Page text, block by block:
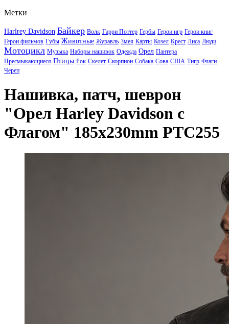
Метки
Harlrey Davidson Байкер Волк Гарри Поттер Гербы Герои игр Герои книг
Герои фильмов Губы Животные Журавль Змея Карты Козел Крест Лиса Люди
Мотоцикл Музыка Наборы нашивок Одежда Орел Пантера
Пресмыкающиеся Птицы Рок Скелет Скорпион Собака Сова США Тигр Флаги
Череп
Нашивка, патч, шеврон
"Орел Harley Davidson c
Флагом" 185x230mm PTC255